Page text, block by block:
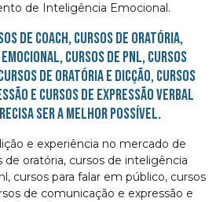
de Inteligência Emocional.
de coach, cursos de oratória,
cursos de pnl, cursos
de oratória e dicção, cursos
e cursos de expressão verbal
ser a melhor possível.
e experiência no mercado de
de oratória, cursos de inteligência
cursos para falar em público, cursos
de comunicação e expressão e